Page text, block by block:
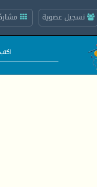
تسجيل عضوية